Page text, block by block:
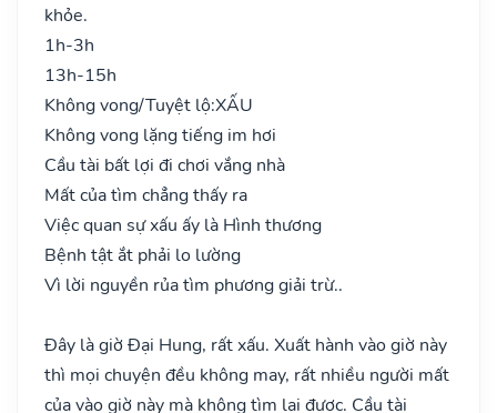
khỏe.
1h-3h
13h-15h
Không vong/Tuyệt lộ:XẤU
Không vong lặng tiếng im hơi
Cầu tài bất lợi đi chơi vắng nhà
Mất của tìm chẳng thấy ra
Việc quan sự xấu ấy là Hình thương
Bệnh tật ắt phải lo lường
Vì lời nguyền rủa tìm phương giải trừ..
Đây là giờ Đại Hung, rất xấu. Xuất hành vào giờ này
thì mọi chuyện đều không may, rất nhiều người mất
của vào giờ này mà không tìm lại được. Cầu tài